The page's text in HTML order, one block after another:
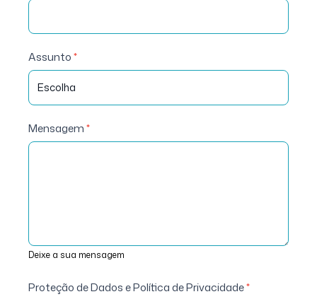
Assunto*
Mensagem*
Deixe a sua mensagem
Proteção de Dados e Política de Privacidade*